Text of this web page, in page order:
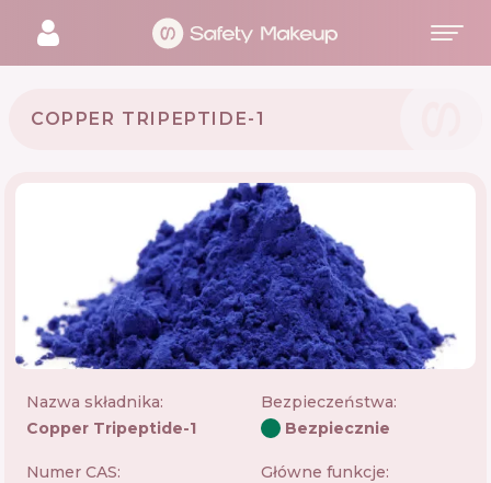
COPPER TRIPEPTIDE-1
Nazwa składnika:
Copper Tripeptide-1
Bezpieczeństwa:
Bezpiecznie
Numer CAS:
Główne funkcje: